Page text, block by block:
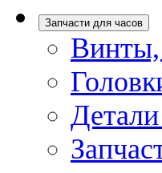
Запчасти для часов